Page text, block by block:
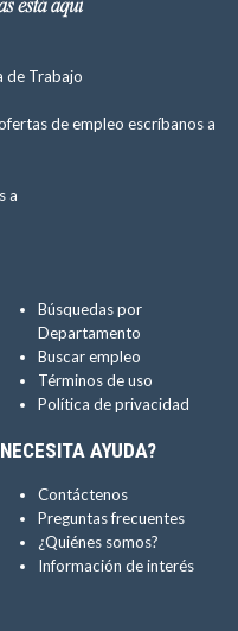
de Trabajo
de empleo escríbanos a
a
Búsquedas por
Departamento
Buscar empleo
Términos de uso
Política de privacidad
AYUDA?
Contáctenos
Preguntas frecuentes
¿Quiénes somos?
Información de interés